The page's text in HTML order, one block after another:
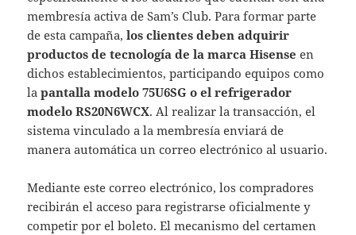
membresía activa de Sam’s Club. Para formar parte
de esta campaña,los clientes deben adquirir
productos de tecnología de la marca Hisense en
dichos establecimientos, participando equipos como
lapantalla modelo 75U6SG o el refrigerador
modelo RS20N6WCX. Al realizar la transacción, el
sistema vinculado a la membresía enviará de
manera automática un correo electrónico al usuario.
Mediante este correo electrónico, los compradores
recibirán el acceso para registrarse oficialmente y
competir por el boleto. El mecanismo del certamen